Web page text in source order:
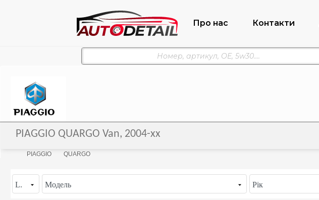
Про нас Контакти
PIAGGIO QUARGO Van, 2004-xx
PIAGGIO QUARGO
L. Модель Рік